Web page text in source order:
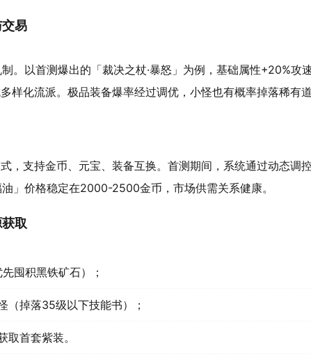
易
。以首测爆出的「裁决之杖·暴怒」为例，基础属性+20%攻
样化流派。极品装备爆率经过调优，小怪也有概率掉落稀有
，支持金币、元宝、装备互换。首测期间，系统通过动态调
」价格稳定在2000-2500金币，市场供需关系健康。
取
囤积黑铁矿石）；
（掉落35级以下技能书）；
首套紫装。